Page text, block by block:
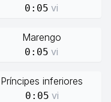
0:05 vi
Marengo
0:05 vi
Príncipes inferiores
0:05 vi